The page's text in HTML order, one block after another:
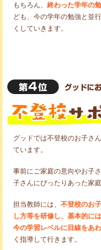
もちろん、 終わった学年の
ども、今の学年の勉強と並
くしていきます。
グッドでは不登校のお子さ
ています。
事前にご家庭の意向やお子
子さんにぴったりあった家
担当教師には、 不登校のお
し方等を研修し、基本的に
今の学習レベルに目線をあ
く 指導して行きます。